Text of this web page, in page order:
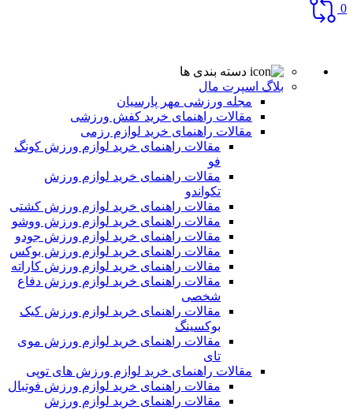
0
دسته بندی ها
بلاگ اسپرت مال
مجله ورزشی مهر پارسیان
مقالات راهنمای خرید کفش ورزشی
مقالات راهنمای خرید لوازم رزمی
مقالات راهنمای خرید لوازم ورزش کونگ
فو
مقالات راهنمای خرید لوازم ورزش
تکواندو
مقالات راهنمای خرید لوازم ورزش کشتی
مقالات راهنمای خرید لوازم ورزش ووشو
مقالات راهنمای خرید لوازم ورزش جودو
مقالات راهنمای خرید لوازم ورزش بوکس
مقالات راهنمای خرید لوازم ورزش کاراته
مقالات راهنمای خرید لوازم ورزش دفاع
شخصی
مقالات راهنمای خرید لوازم ورزش کیک
بوکسینگ
مقالات راهنمای خرید لوازم ورزش موی
تای
مقالات راهنمای خرید لوازم ورزش های توپی
مقالات راهنمای خرید لوازم ورزش فوتبال
مقالات راهنمای خرید لوازم ورزش